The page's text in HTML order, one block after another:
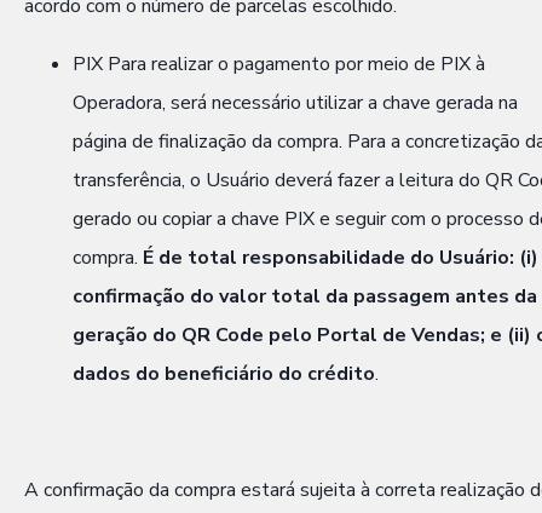
acordo com o número de parcelas escolhido.
PIX Para realizar o pagamento por meio de PIX à
Operadora, será necessário utilizar a chave gerada na
página de finalização da compra. Para a concretização
transferência, o Usuário deverá fazer a leitura do QR
gerado ou copiar a chave PIX e seguir com o processo
compra. É de total responsabilidade do Usuário: (i)
confirmação do valor total da passagem antes da
geração do QR Code pelo Portal de Vendas; e (ii)
dados do beneficiário do crédito.
A confirmação da compra estará sujeita à correta realização